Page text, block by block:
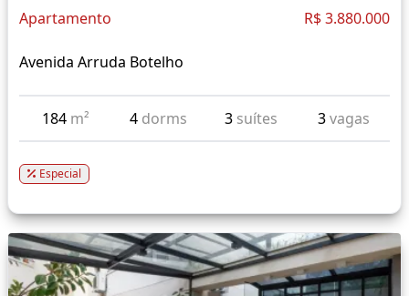
Apartamento R$ 3.880.000
Avenida Arruda Botelho
184 m² 4 dorms 3 suítes 3vagas
Especial